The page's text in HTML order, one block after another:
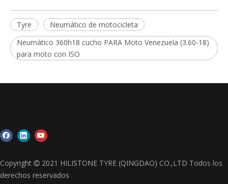
Tyre
Neumático de motocicleta
Neumático 360h18 cucho PARA Moto Venezuela (3.60-18)
para moto con ISO
Copyright  2021 HILISTONE TYRE (QINGDAO) CO.,LTD Todos los
derechos reservados